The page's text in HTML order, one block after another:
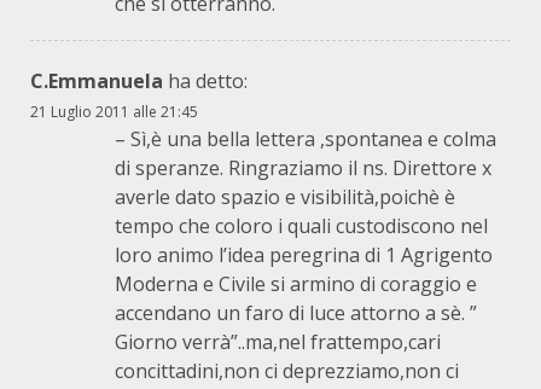
C.Emmanuela ha detto:
21 Luglio 2011 alle 21:45
– Sì,è una bella lettera ,spontanea e colma
di speranze. Ringraziamo il ns. Direttore x
averle dato spazio e visibilità,poichè è
tempo che coloro i quali custodiscono nel
loro animo l’idea peregrina di 1 Agrigento
Moderna e Civile si armino di coraggio e
accendano un faro di luce attorno a sè. ”
Giorno verrà”..ma,nel frattempo,cari
concittadini,non ci deprezziamo,non ci